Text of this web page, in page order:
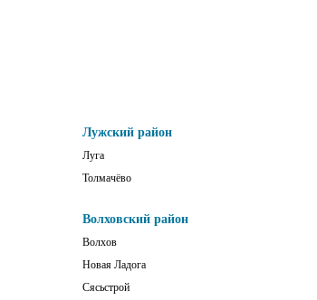
Лужский район
Луга
Толмачёво
Волховский район
Волхов
Новая Ладога
Сясьстрой